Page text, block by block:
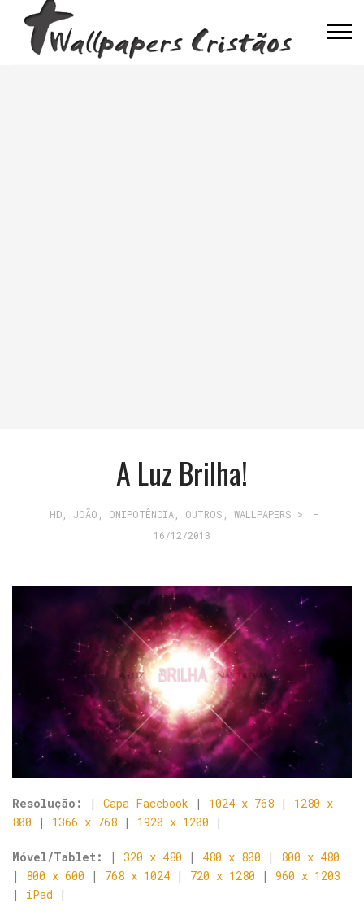
A Luz Brilha!
HD JOÃO ONIPOTÊNCIA OUTROS WALLPAPERS >
-
16/12/2013
Resolução: | Capa Facebook | 1024 x 768 | 1280 x
800 | 1366 x 768 | 1920 x 1200 |
Móvel/Tablet: | 320 x 480 | 480 x 800 | 800 x 480
| 800 x 600 | 768 x 1024 | 720 x 1280 | 960 x 1203
| iPad |